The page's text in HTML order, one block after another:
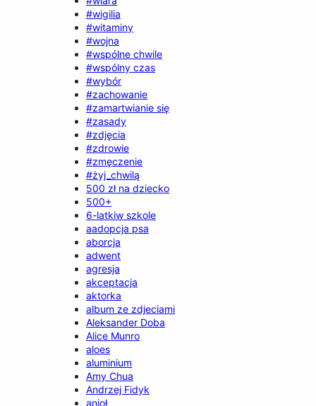
#wigilia
#witaminy
#wojna
#wspólne chwile
#wspólny czas
#wybór
#zachowanie
#zamartwianie się
#zasady
#zdjęcia
#zdrowie
#zmęczenie
#żyj_chwilą
500 zł na dziecko
500+
6-latkiw szkole
aadopcja psa
aborcja
adwent
agresja
akceptacja
aktorka
album ze zdjeciami
Aleksander Doba
Alice Munro
aloes
aluminium
Amy Chua
Andrzej Fidyk
anioł